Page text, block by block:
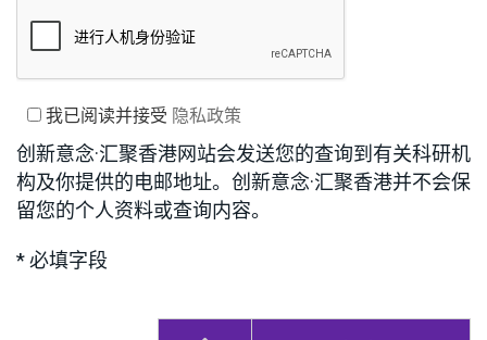
我已阅读并接受 隐私政策
创新意念·汇聚香港网站会发送您的查询到有关科研机
构及你提供的电邮地址。创新意念·汇聚香港并不会保
留您的个人资料或查询内容。
* 必填字段